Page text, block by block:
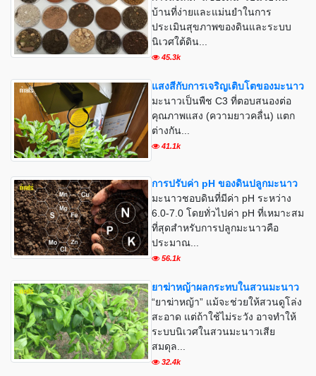
บ้านที่ง่ายและแม่นยำในการ
ประเมินสุขภาพของดินและระบบ
นิเวศใต้ดิน...
45.3k
แสงสีกับการเจริญเติบโตของมะนาว
มะนาวเป็นพืช C3 ที่ตอบสนองต่อ
คุณภาพแสง (ความยาวคลื่น) แตก
ต่างกัน...
41.1k
การปรับค่า pH ของดินปลูกมะนาว
มะนาวชอบดินที่มีค่า pH ระหว่าง
6.0-7.0 โดยทั่วไปค่า pH ที่เหมาะสม
ที่สุดสำหรับการปลูกมะนาวคือ
ประมาณ...
56.1k
ยาฆ่าหญ้าผลกระทบในสวนมะนาว
“ยาฆ่าหญ้า” แม้จะช่วยให้สวนดูโล่ง
สะอาด แต่ถ้าใช้ไม่ระวัง อาจทำให้
ระบบนิเวศในสวนมะนาวเสีย
สมดุล...
32.4k